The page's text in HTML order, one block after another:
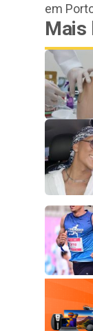
em
Mais